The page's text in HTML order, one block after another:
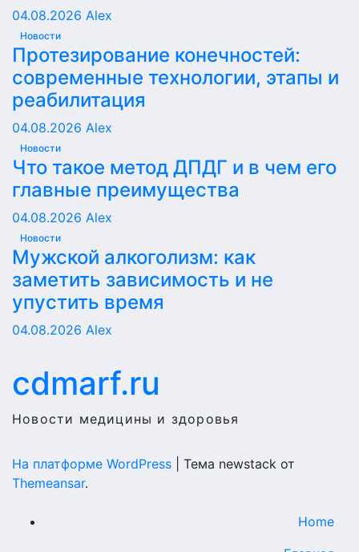
04.08.2026 Alex
Новости
Протезирование конечностей:
современные технологии, этапы и
реабилитация
04.08.2026 Alex
Новости
Что такое метод ДПДГ и в чем его
главные преимущества
04.08.2026 Alex
Новости
Мужской алкоголизм: как
заметить зависимость и не
упустить время
04.08.2026 Alex
cdmarf.ru
Новости медицины и здоровья
На платформе WordPress
Тема newstack от
Themeansar.
Home